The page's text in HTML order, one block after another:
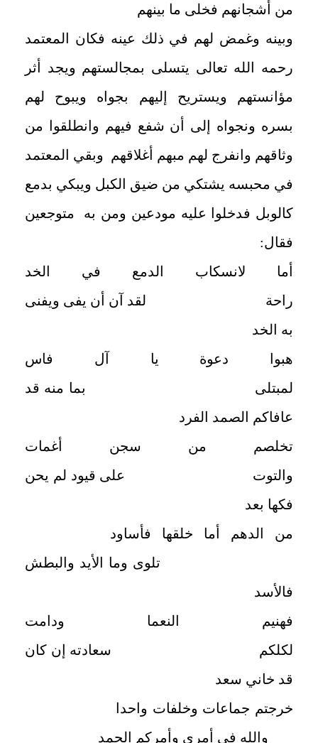
من أشجانهم فخلى ما بينهم
وبينه وغمض لهم في ذلك عينه فكان المعتمد
رحمه الله تعالى يتسلى بمجالستهم ويجد أثر
مؤانستهم ويستريح إليهم بجواه ويبوح لهم
بسره ونجواه إلى أن شفع فيهم وانطلقوا من
وثاقهم وانفرج لهم مبهم أغلاقهم وبقي المعتمد
في محبسه يشتكي من ضيق الكبل ويبكي بدمع
كالوبل فدخلوا عليه مودعين ومن به متوجعين
فقال:
أما لانسكاب الدمع في الخد
راحة لقد آن أن يفى ويفنى
به الخد
هبوا دعوة يا آل فاس
لمبتلى بما منه قد
عافاكم الصمد الفرد
تخلصم من سجن أغمات
والتوت على قيود لم يحن
فكها بعد
من الدهم أما خلقها فأساود
تلوى وما الأيد والبطش
فالأسد
فهنيم النعما ودامت
لكلكم سعادته إن كان
قد خاني سعد
خرجتم جماعات وخلفات واحدا
والله في أمري وأمركم الحمد